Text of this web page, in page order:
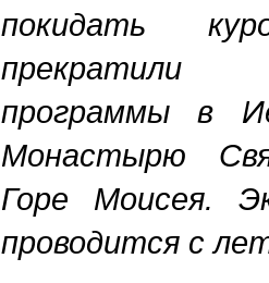
покидать
прекратили
программы в
Монастырю
Горе Моисея.
проводится с